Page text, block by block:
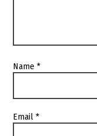
Name*
Email*